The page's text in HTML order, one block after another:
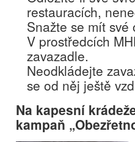
restauracích,
Snažte se mít
V prostředcích
zavazadle.
Neodkládejte
se od něj ještě
Na kapesní
kampaň